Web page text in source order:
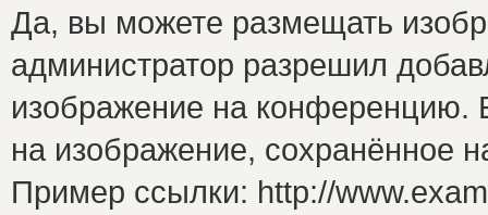
Да, вы можете размещать
администратор разрешил
изображение на конференцию.
на изображение, сохранённое
Пример ссылки: http://